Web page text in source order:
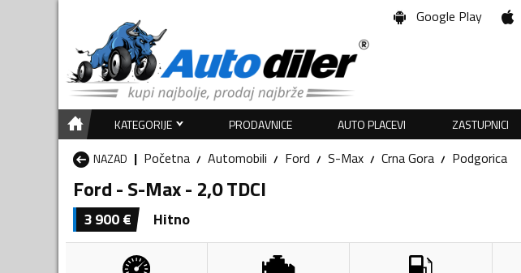
Google Play
KATEGORIJE PRODAVNICE AUTO PLACEVI ZASTUPNICI
NAZAD
Početna Automobili Ford S-Max Crna Gora Podgorica
Ford - S-Max - 2,0 TDCI
3 900€ Hitno